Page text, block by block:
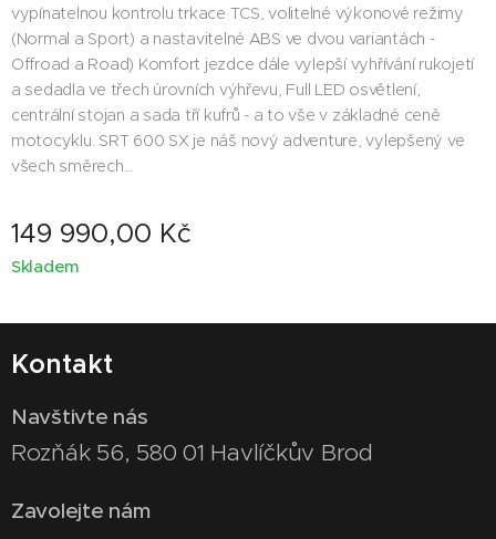
vypínatelnou kontrolu trkace TCS, volitelné výkonové režimy
(Normal a Sport) a nastavitelné ABS ve dvou variantách -
Offroad a Road) Komfort jezdce dále vylepší vyhřívání rukojetí
a sedadla ve třech úrovních výhřevu, Full LED osvětlení,
centrální stojan a sada tří kufrů - a to vše v základné ceně
motocyklu. SRT 600 SX je náš nový adventure, vylepšený ve
všech směrech...
149 990,00 Kč
Skladem
Kontakt
Navštivte nás
Rozňák 56, 580 01 Havlíčkův Brod
Zavolejte nám